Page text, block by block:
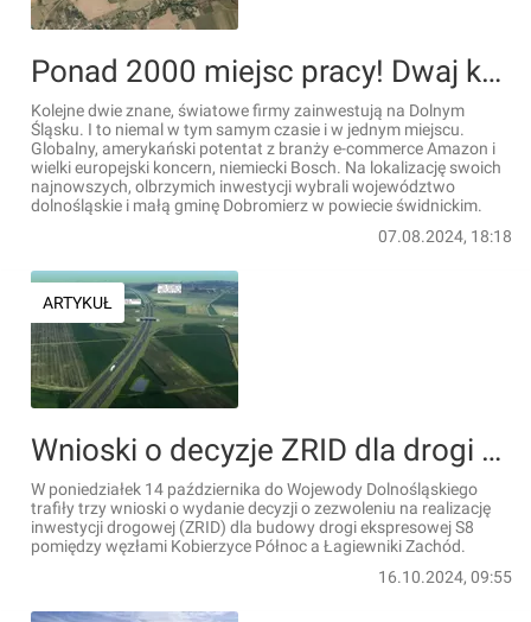
Ponad 2000 miejsc pracy! Dwaj kolejni, wielcy światowi giganci zainwestują na Dolnym Śląsku
Kolejne dwie znane, światowe firmy zainwestują na Dolnym
Śląsku. I to niemal w tym samym czasie i w jednym miejscu.
Globalny, amerykański potentat z branży e-commerce Amazon i
wielki europejski koncern, niemiecki Bosch. Na lokalizację swoich
najnowszych, olbrzymich inwestycji wybrali województwo
dolnośląskie i małą gminę Dobromierz w powiecie świdnickim.
07.08.2024, 18:18
ARTYKUŁ
Wnioski o decyzje ZRID dla drogi S8 Wrocław – Łagiewniki złożone [FILM]
W poniedziałek 14 października do Wojewody Dolnośląskiego
trafiły trzy wnioski o wydanie decyzji o zezwoleniu na realizację
inwestycji drogowej (ZRID) dla budowy drogi ekspresowej S8
pomiędzy węzłami Kobierzyce Północ a Łagiewniki Zachód.
16.10.2024, 09:55